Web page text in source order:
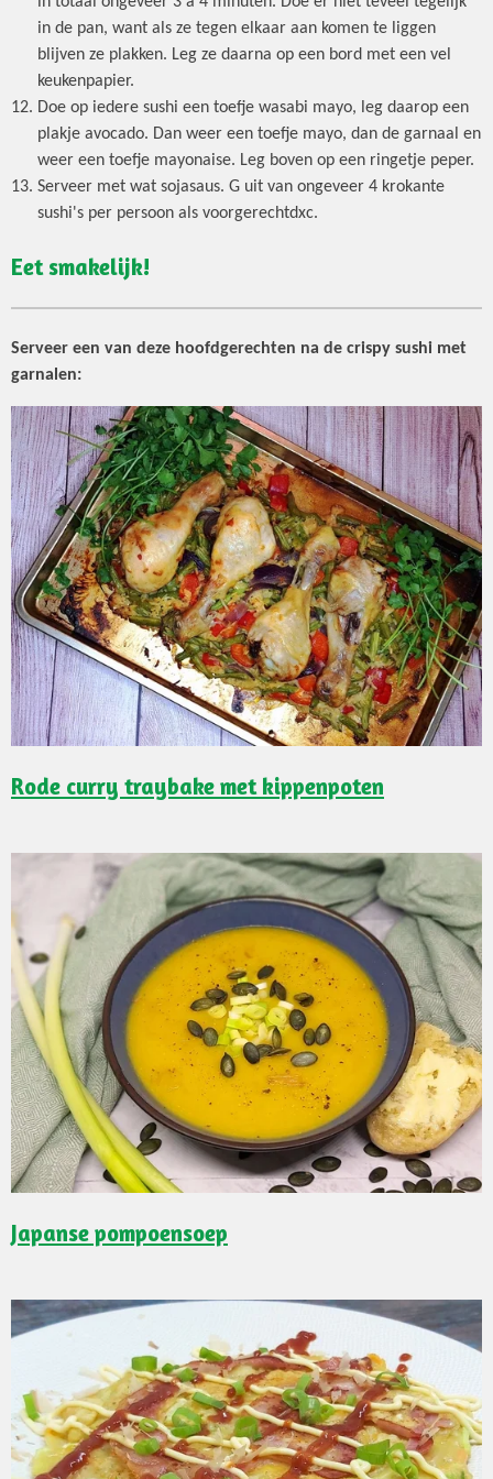
in de pan, want als ze tegen elkaar aan komen te liggen
blijven ze plakken. Leg ze daarna op een bord met een vel
keukenpapier.
Doe op iedere sushi een toefje wasabi mayo, leg daarop een
plakje avocado. Dan weer een toefje mayo, dan de garnaal en
weer een toefje mayonaise. Leg boven op een ringetje peper.
Serveer met wat sojasaus. G uit van ongeveer 4 krokante
sushi's per persoon als voorgerechtdxc.
Eet smakelijk!
Serveer een van deze hoofdgerechten na de crispy sushi met
garnalen:
Rode curry traybake met kippenpoten
Japanse pompoensoep